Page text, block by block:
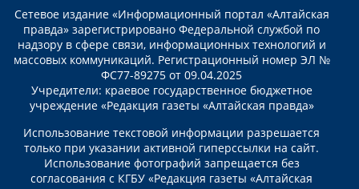
Сетевое издание «Информационный портал «Алтайская
правда» зарегистрировано Федеральной службой по
надзору в сфере связи, информационных технологий и
массовых коммуникаций. Регистрационный номер ЭЛ №
ФС77-89275 от 09.04.2025
Учредители: краевое государственное бюджетное
учреждение «Редакция газеты «Алтайская правда»
Использование текстовой информации разрешается
только при указании активной гиперссылки на сайт.
Использование фотографий запрещается без
согласования с КГБУ «Редакция газеты «Алтайская